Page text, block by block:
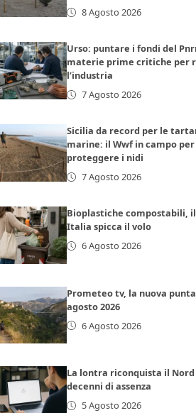
8 Agosto 2026
Urso: puntare i fondi del
materie prime critiche per
l’industria
7 Agosto 2026
Sicilia da record per le
marine: il Wwf in campo per
proteggere i nidi
7 Agosto 2026
Bioplastiche compostabili,
Italia spicca il volo
6 Agosto 2026
Prometeo tv, la nuova
agosto 2026
6 Agosto 2026
La lontra riconquista il
decenni di assenza
5 Agosto 2026